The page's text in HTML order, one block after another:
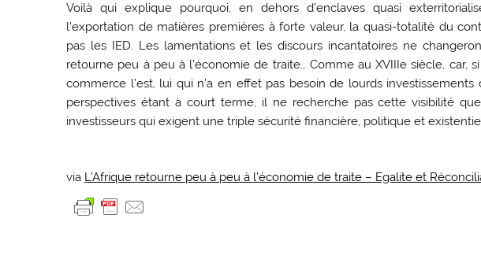
Voilà qui explique pourquoi, en dehors d’enclaves quasi
l’exportation de matières premières à forte valeur, la quasi-totalité du
pas les IED. Les lamentations et les discours incantatoires ne
retourne peu à peu à l’économie de traite… Comme au XVIIIe siècle, car,
commerce l’est, lui qui n’a en effet pas besoin de lourds
perspectives étant à court terme, il ne recherche pas cette visibilité
investisseurs qui exigent une triple sécurité financière, politique et
via L’Afrique retourne peu à peu à l’économie de traite – Egalite et